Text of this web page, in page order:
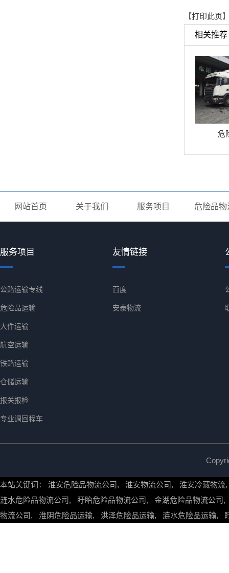
【打印此页
相关推荐
危
网站首页 关于我们 服务项目 危险品物
服务项目
公路运输专线
危险品运输
大件运输
航空运输
铁路运输
仓储运输
报关报检
专业调回程车
友情链接
百度
安泰物流
本站关键词： 淮安危险品物流公司, 淮安物流公司, 淮安冷藏物流
涟水危险品物流公司, 盱眙危险品物流公司, 金湖危险品物流公司
物流公司, 淮阴危险品运输, 洪泽危险品运输, 涟水危险品运输,